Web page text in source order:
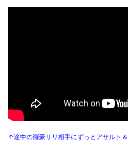
↑途中の羅豪リリ相手にずっとアサルト